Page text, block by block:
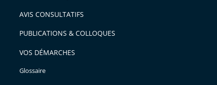
AVIS CONSULTATIFS
PUBLICATIONS & COLLOQUES
VOS DÉMARCHES
Glossaire